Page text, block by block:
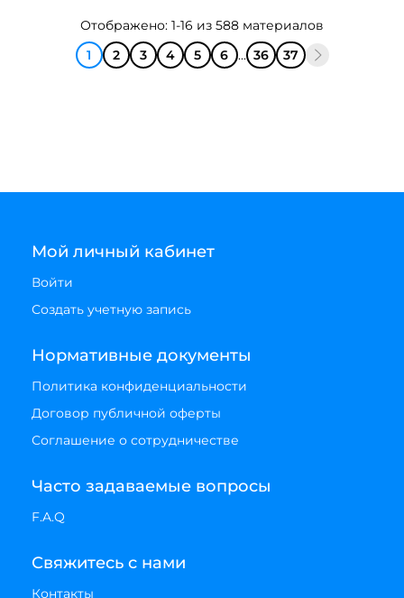
Отображено: 1-16 из 588 материалов
1
2 3 4 5 6 ... 36 37
Мой личный кабинет
Войти
Создать учетную запись
Нормативные документы
Политика конфиденциальности
Договор публичной оферты
Соглашение о сотрудничестве
Часто задаваемые вопросы
F.A.Q
Свяжитесь с нами
Контакты